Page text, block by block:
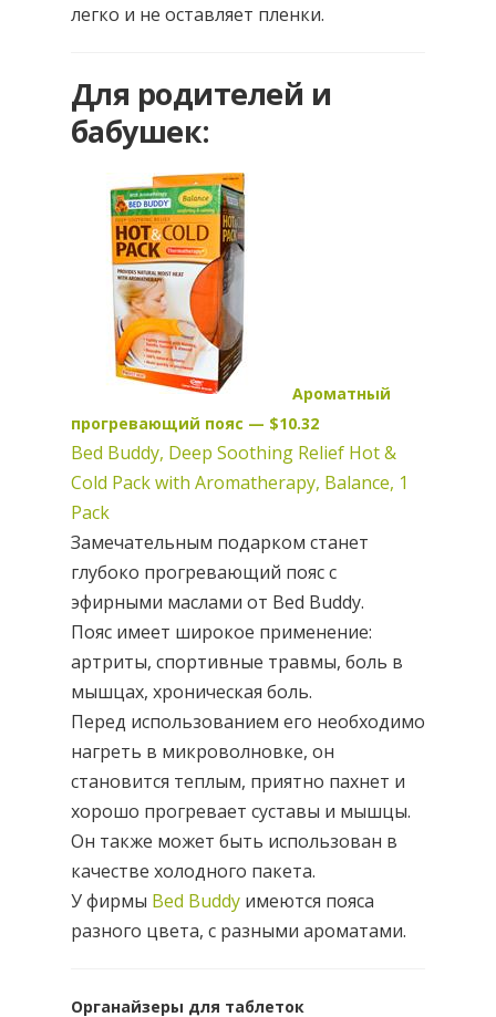
легко и не оставляет пленки.
Для родителей и
бабушек:
Ароматный
прогревающий пояс — $10.32
Bed Buddy, Deep Soothing Relief Hot &
Cold Pack with Aromatherapy, Balance, 1
Pack
Замечательным подарком станет
глубоко прогревающий пояс с
эфирными маслами от Bed Buddy.
Пояс имеет широкое применение:
артриты, спортивные травмы, боль в
мышцах, хроническая боль.
Перед использованием его необходимо
нагреть в микроволновке, он
становится теплым, приятно пахнет и
хорошо прогревает суставы и мышцы.
Он также может быть использован в
качестве холодного пакета.
У фирмы Bed Buddy имеются пояса
разного цвета, с разными ароматами.
Органайзеры для таблеток